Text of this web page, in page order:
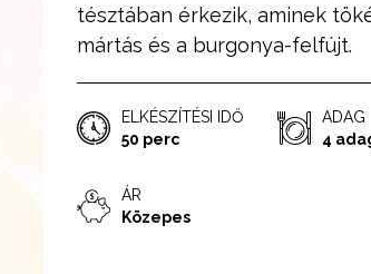
tésztában érkezik, aminek
mártás és a burgonya-felfújt.
ELKÉSZÍTÉSI IDŐ
50 perc
ADAG
4
ÁR
Közepes